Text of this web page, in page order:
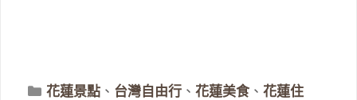
分
花蓮景點 、 台灣自由行 、花蓮美食、花蓮住